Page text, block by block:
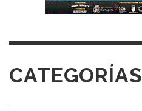
CATEGORÍAS